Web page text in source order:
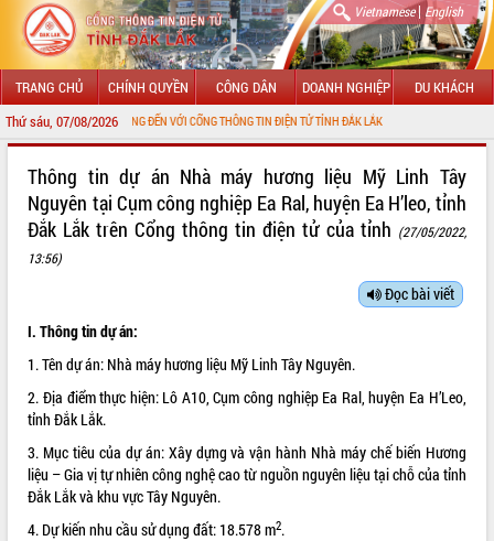
Vietnamese| English
TRANG CHỦ CHÍNH QUYỀN CÔNG DÂN DOANH NGHIỆP DU KHÁCH
Thứ sáu, 07/08/2026
CHÀO MỪNG ĐẾN VỚI CỔNG THÔNG TIN ĐIỆN TỬ TỈNH ĐẮK LẮK
LÃNH ĐẠO UBND TỈNH
TIN TỨC SỰ KIỆN
UBND CÁC XÃ, PHƯỜNG
THÔNG TIN CHỈ ĐẠO ĐIỀU HÀNH
VĂN BẢN HĐND TỈNH
ĐIỂM TIN VĂN BẢN
Thông tin dự án Nhà máy hương liệu Mỹ Linh Tây
Nguyên tại Cụm công nghiệp Ea Ral, huyện Ea H’leo, tỉnh
Đắk Lắk trên Cổng thông tin điện tử của tỉnh (27/05/2022,
13:56)
Đọc bài viết
I. Thông tin dự án:
1. Tên dự án: Nhà máy hương liệu Mỹ Linh Tây Nguyên.
2. Địa điểm thực hiện: Lô A10, Cụm công nghiệp Ea Ral, huyện Ea H’Leo,
tỉnh Đắk Lắk.
3. Mục tiêu của dự án: Xây dựng và vận hành Nhà máy chế biến Hương
liệu – Gia vị tự nhiên công nghệ cao từ nguồn nguyên liệu tại chỗ của tỉnh
Đắk Lắk và khu vực Tây Nguyên.
4. Dự kiến nhu cầu sử dụng đất: 18.578 m2.